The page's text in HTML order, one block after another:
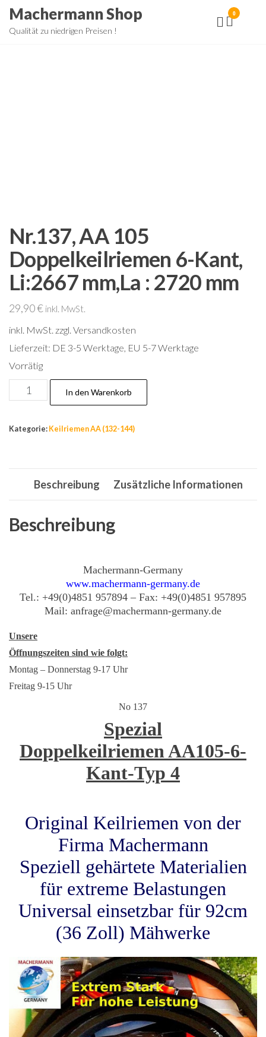
ZumMachermann Shop
Qualität zu niedrigen Preisen !
0
Nr.137, AA 105
Doppelkeilriemen 6-Kant,
Li:2667 mm,La : 2720 mm
29,90€ inkl. MwSt.
inkl. MwSt. zzgl. Versandkosten
Lieferzeit: DE 3-5 Werktage, EU 5-7 Werktage
Vorrätig
Nr.137,
AA
Doppelkeilriemen
Li:2667
:
In den Warenkorb
Kategorie: Keilriemen AA (132-144)
Beschreibung Zusätzliche Informationen
Beschreibung
Machermann-Germany
www.machermann-germany.de
Tel.: +49(0)4851 957894 – Fax: +49(0)4851 957895
Mail: anfrage@machermann-germany.de
Unsere
Öffnungszeiten sind wie folgt:
Montag – Donnerstag 9-17 Uhr
Freitag 9-15 Uhr
No 137
Spezial
Doppelkeilriemen AA105-6-
Kant-Typ 4
Original Keilriemen von der
Firma Machermann
Speziell gehärtete Materialien
für extreme Belastungen
Universal einsetzbar für 92cm
(36 Zoll) Mähwerke